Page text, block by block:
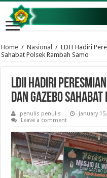
Home / Nasional / LDII Hadiri
Sahabat Polsek Rambah Samo
LDII Hadiri
dan Gazebo
penulis penulis January
Leave a comment